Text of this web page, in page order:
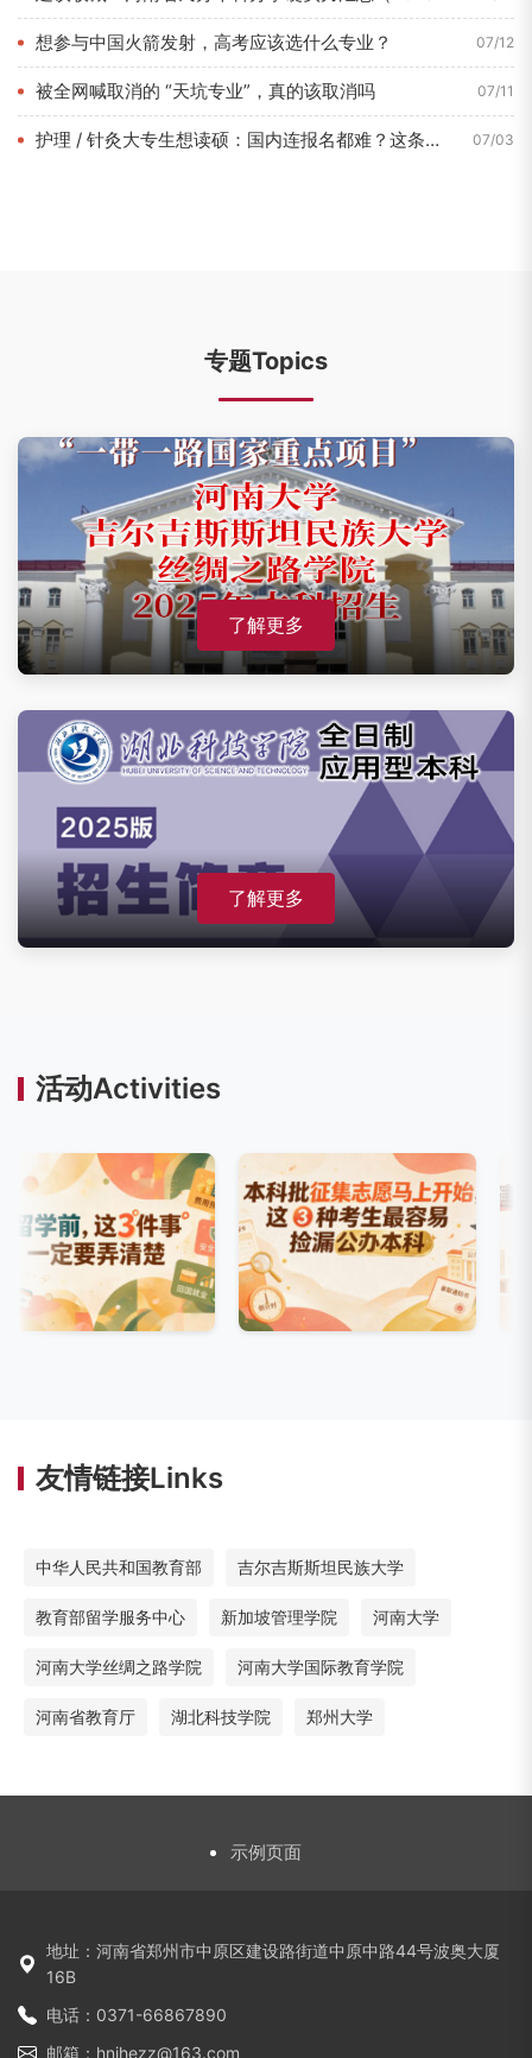
想参与中国火箭发射，高考应该选什么专业？ 07/12
被全网喊取消的 “天坑专业”，真的该取消吗 07/11
护理 / 针灸大专生想读硕：国内连报名都难？这条路 1 年即... 07/03
专题Topics
了解更多
了解更多
活动Activities
友情链接Links
中华人民共和国教育部 吉尔吉斯斯坦民族大学
教育部留学服务中心 新加坡管理学院 河南大学
河南大学丝绸之路学院 河南大学国际教育学院
河南省教育厅 湖北科技学院 郑州大学
示例页面
地址：河南省郑州市中原区建设路街道中原中路44号波奥大厦
16B
电话：0371-66867890
邮箱：hnihezz@163.com